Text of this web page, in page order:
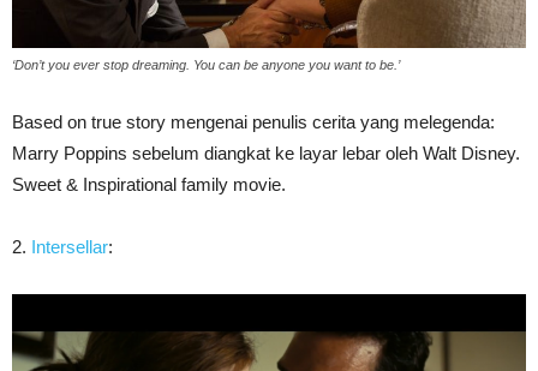
‘Don’t you ever stop dreaming. You can be anyone you want to be.’
Based on true story mengenai penulis cerita yang melegenda:
Marry Poppins sebelum diangkat ke layar lebar oleh Walt Disney.
Sweet & Inspirational family movie.
2. Intersellar: